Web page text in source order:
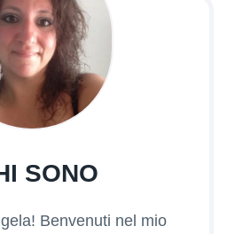
SONO
Benvenuti nel mio